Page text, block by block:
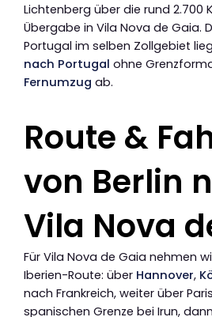
Lichtenberg über die rund 2.700
Übergabe in Vila Nova de Gaia.
Portugal im selben Zollgebiet
nach Portugal ohne
Fernumzug ab.
Route &
von Berlin
Vila Nova
Für Vila Nova de Gaia nehmen
Iberien-Route: über Hannover,
nach Frankreich, weiter über
spanischen Grenze bei Irun,